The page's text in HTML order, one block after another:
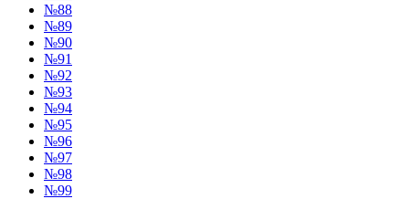
№88
№89
№90
№91
№92
№93
№94
№95
№96
№97
№98
№99